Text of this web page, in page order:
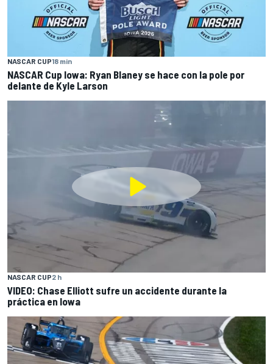
NASCAR CUP18 min
NASCAR Cup Iowa: Ryan Blaney se hace con la pole por
delante de Kyle Larson
NASCAR CUP2 h
VIDEO: Chase Elliott sufre un accidente durante la
práctica en Iowa